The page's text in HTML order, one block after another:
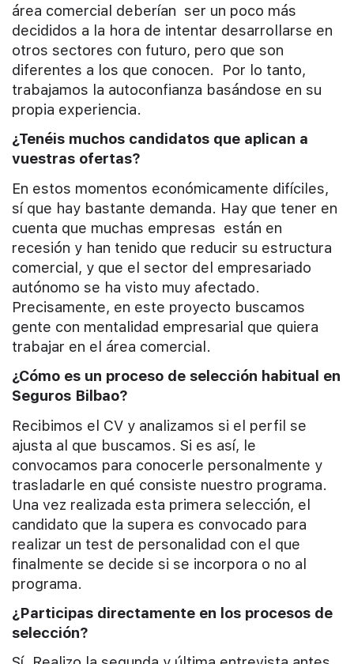
área comercial deberían ser un poco más
decididos a la hora de intentar desarrollarse en
otros sectores con futuro, pero que son
diferentes a los que conocen. Por lo tanto,
trabajamos la autoconfianza basándose en su
propia experiencia.
¿Tenéis muchos candidatos que aplican a
vuestras ofertas?
En estos momentos económicamente difíciles,
sí que hay bastante demanda. Hay que tener en
cuenta que muchas empresas están en
recesión y han tenido que reducir su estructura
comercial, y que el sector del empresariado
autónomo se ha visto muy afectado.
Precisamente, en este proyecto buscamos
gente con mentalidad empresarial que quiera
trabajar en el área comercial.
¿Cómo es un proceso de selección habitual en
Seguros Bilbao?
Recibimos el CV y analizamos si el perfil se
ajusta al que buscamos. Si es así, le
convocamos para conocerle personalmente y
trasladarle en qué consiste nuestro programa.
Una vez realizada esta primera selección, el
candidato que la supera es convocado para
realizar un test de personalidad con el que
finalmente se decide si se incorpora o no al
programa.
¿Participas directamente en los procesos de
selección?